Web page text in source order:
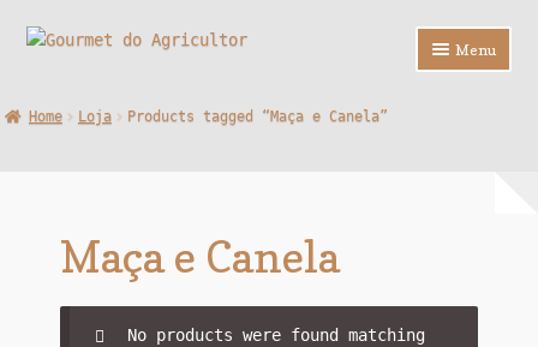
Ir
navegação
Saltar
conteúdo
Menu
Home Loja Products tagged “Maça e Canela”
Maça e Canela
No products were found matching